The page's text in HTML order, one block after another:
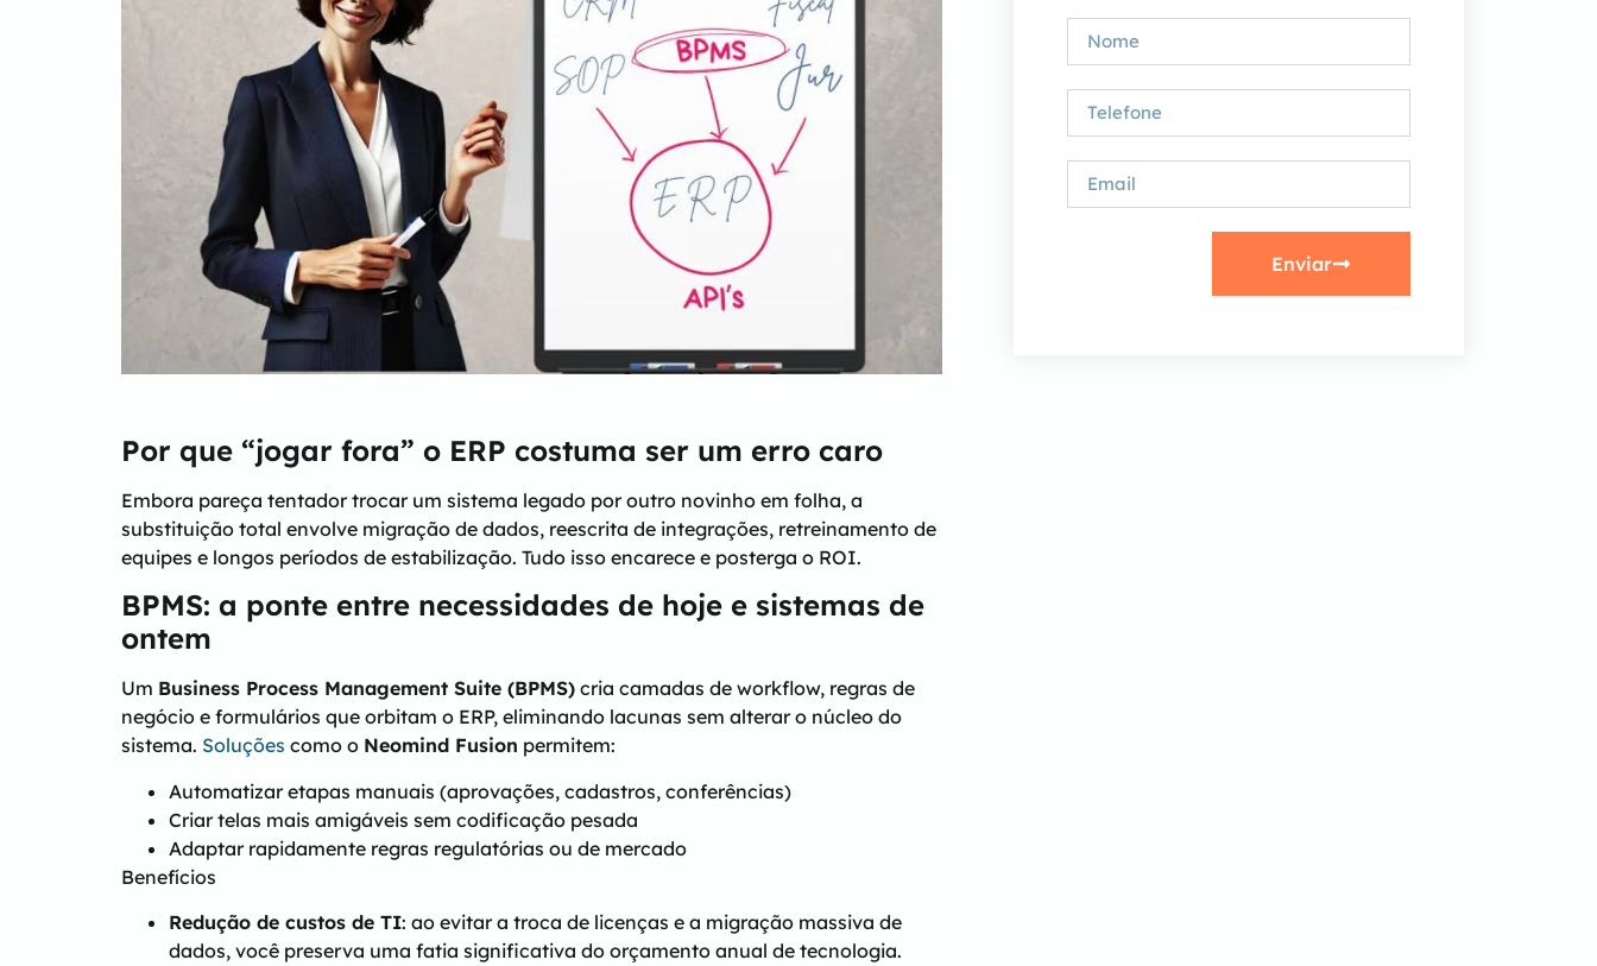
Por que “jogar fora” o ERP costuma ser um erro caro
Embora pareça tentador trocar um sistema legado por outro novinho em folha, a
substituição total envolve migração de dados, reescrita de integrações, retreinamento de
equipes e longos períodos de estabilização. Tudo isso encarece e posterga o ROI.
BPMS: a ponte entre necessidades de hoje e sistemas de
ontem
Um Business Process Management Suite (BPMS) cria camadas de workflow, regras de
negócio e formulários que orbitam o ERP, eliminando lacunas sem alterar o núcleo do
sistema. Soluções como o Neomind Fusion permitem:
Automatizar etapas manuais (aprovações, cadastros, conferências)
Criar telas mais amigáveis sem codificação pesada
Adaptar rapidamente regras regulatórias ou de mercado
Benefícios
Redução de custos de TI: ao evitar a troca de licenças e a migração massiva de
dados, você preserva uma fatia significativa do orçamento anual de tecnologia.
Enviar